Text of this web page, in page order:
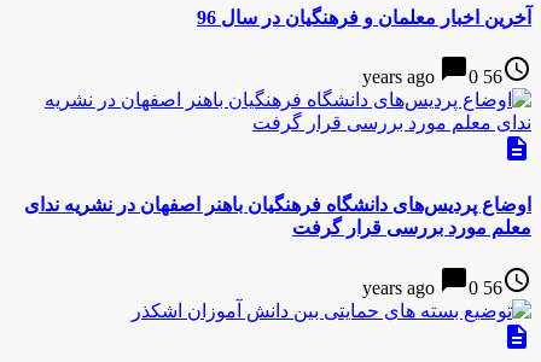
آخرین اخبار معلمان و فرهنگیان در سال 96
access_time
56 years ago
chat_bubble0
description
اوضاع پردیس‌های دانشگاه فرهنگیان باهنر اصفهان در نشریه ندای
معلم مورد بررسی قرار گرفت
access_time
56 years ago
chat_bubble0
description